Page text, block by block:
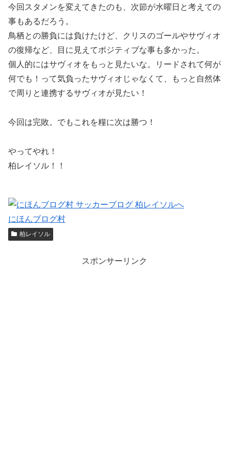
今回スタメンを変えてきたのも、次節が水曜日と考えての
事もあるだろう。
鳥栖との勝負には負けたけど、クリスのゴールやサヴィオ
の復帰など、目に見えてポジティブな事も多かった。
個人的にはサヴィオをもっと見たいな。リードされて何が
何でも！って気負ったサヴィオじゃなくて、もっと自然体
で周りと連携するサヴィオが見たい！
今回は完敗。でもこれを糧に次は勝つ！
やってやれ！
柏レイソル！！
にほんブログ村
柏レイソル
スポンサーリンク